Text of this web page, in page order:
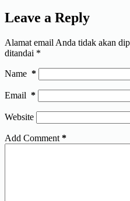
Leave a Reply
Alamat email Anda tidak akan
ditandai *
Name *
Email *
Website
Add Comment *